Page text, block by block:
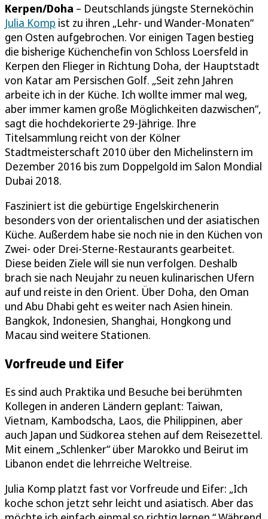
Kerpen/Doha – Deutschlands jüngste Sterneköchin
Julia Komp ist zu ihren „Lehr- und Wander-Monaten“
gen Osten aufgebrochen. Vor einigen Tagen bestieg
die bisherige Küchenchefin von Schloss Loersfeld in
Kerpen den Flieger in Richtung Doha, der Hauptstadt
von Katar am Persischen Golf. „Seit zehn Jahren
arbeite ich in der Küche. Ich wollte immer mal weg,
aber immer kamen große Möglichkeiten dazwischen“,
sagt die hochdekorierte 29-Jährige. Ihre
Titelsammlung reicht von der Kölner
Stadtmeisterschaft 2010 über den Michelinstern im
Dezember 2016 bis zum Doppelgold im Salon Mondial
Dubai 2018.
Fasziniert ist die gebürtige Engelskirchenerin
besonders von der orientalischen und der asiatischen
Küche. Außerdem habe sie noch nie in den Küchen von
Zwei- oder Drei-Sterne-Restaurants gearbeitet.
Diese beiden Ziele will sie nun verfolgen. Deshalb
brach sie nach Neujahr zu neuen kulinarischen Ufern
auf und reiste in den Orient. Über Doha, den Oman
und Abu Dhabi geht es weiter nach Asien hinein.
Bangkok, Indonesien, Shanghai, Hongkong und
Macau sind weitere Stationen.
Vorfreude und Eifer
Es sind auch Praktika und Besuche bei berühmten
Kollegen in anderen Ländern geplant: Taiwan,
Vietnam, Kambodscha, Laos, die Philippinen, aber
auch Japan und Südkorea stehen auf dem Reisezettel.
Mit einem „Schlenker“ über Marokko und Beirut im
Libanon endet die lehrreiche Weltreise.
Julia Komp platzt fast vor Vorfreude und Eifer: „Ich
koche schon jetzt sehr leicht und asiatisch. Aber das